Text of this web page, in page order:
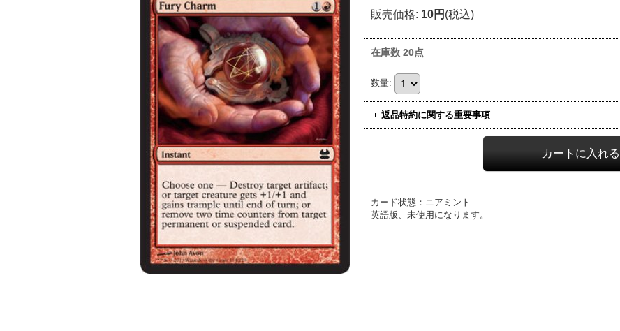
販売価格: 10円 (税込)
在庫数 20点
数量:
返品特約に関する重要事項
カード状態：ニアミント
英語版、未使用になります。